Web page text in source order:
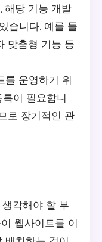
해당 기능 개발
습니다. 예를 들
맞춤형 기능 등
를 운영하기 위
이 필요합니
로 장기적인 관
각해야 할 부
웹사이트를 이